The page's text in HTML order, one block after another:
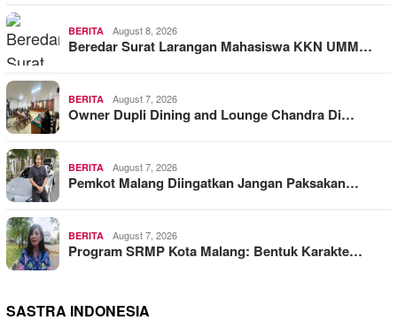
BERITA August 8, 2026
Beredar Surat Larangan Mahasiswa KKN UMM…
BERITA August 7, 2026
Owner Dupli Dining and Lounge Chandra Di…
BERITA August 7, 2026
Pemkot Malang Diingatkan Jangan Paksakan…
BERITA August 7, 2026
Program SRMP Kota Malang: Bentuk Karakte…
SASTRA INDONESIA